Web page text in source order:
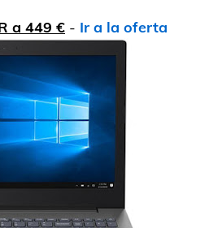
a 449 € - Ir a la oferta